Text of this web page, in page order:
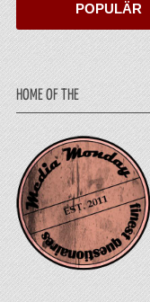
POPULÄR
HOME OF THE